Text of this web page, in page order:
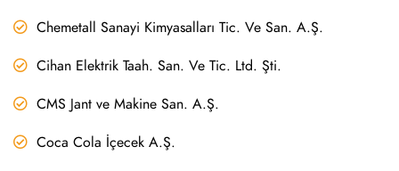
Chemetall Sanayi Kimyasalları Tic. Ve San. A.Ş.
Cihan Elektrik Taah. San. Ve Tic. Ltd. Şti.
CMS Jant ve Makine San. A.Ş.
Coca Cola İçecek A.Ş.